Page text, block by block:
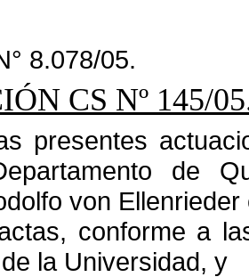
8.078/05.
CS Nº 145/
presentes
de
von
conforme a
la Universidad, y